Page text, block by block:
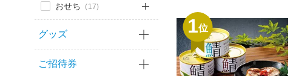
おせち (17)
グッズ
ご招待券
1位